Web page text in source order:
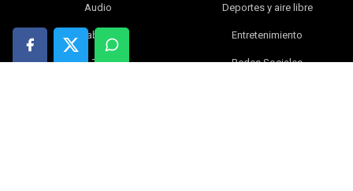
Audio
Tablets
TV
Deportes y aire libre
Entretenimiento
Redes Sociales